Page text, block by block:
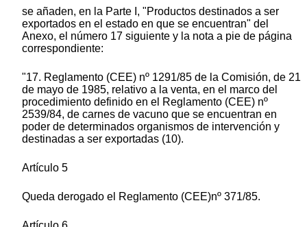
se añaden, en la Parte I, "Productos destinados a ser
exportados en el estado en que se encuentran" del
Anexo, el número 17 siguiente y la nota a pie de página
correspondiente:
"17. Reglamento (CEE) nº 1291/85 de la Comisión, de 21
de mayo de 1985, relativo a la venta, en el marco del
procedimiento definido en el Reglamento (CEE) nº
2539/84, de carnes de vacuno que se encuentran en
poder de determinados organismos de intervención y
destinadas a ser exportadas (10).
Artículo 5
Queda derogado el Reglamento (CEE)nº 371/85.